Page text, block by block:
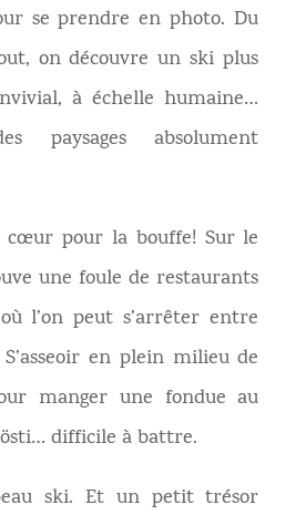
se prendre en photo. Du
on découvre un ski plus
à échelle humaine…
paysages absolument
cœur pour la bouffe! Sur le
une foule de restaurants
l’on peut s’arrêter entre
en plein milieu de
manger une fondue au
difficile à battre.
ski. Et un petit trésor